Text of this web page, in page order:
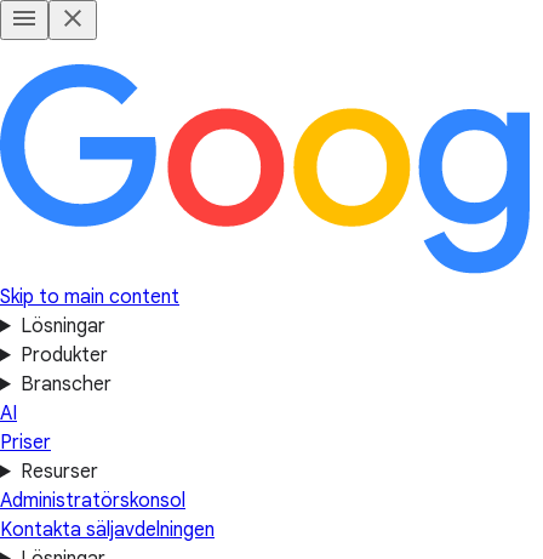
Skip to main content
Lösningar
Produkter
Branscher
AI
Priser
Resurser
Administratörskonsol
Kontakta säljavdelningen